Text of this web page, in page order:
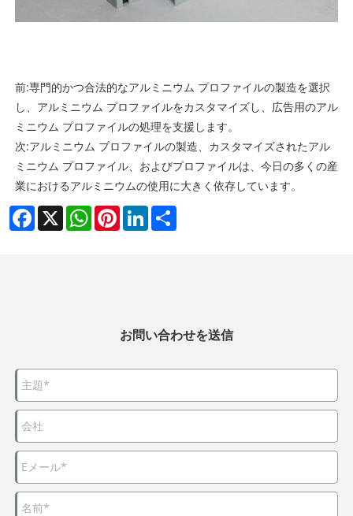
前:専門的かつ合法的なアルミニウム プロファイルの製造を選択
し、アルミニウム プロファイルをカスタマイズし、広告用のアル
ミニウム プロファイルの処理を支援します。
次:アルミニウム プロファイルの製造、カスタマイズされたアル
ミニウム プロファイル、およびプロファイルは、今日の多くの産
業におけるアルミニウムの使用に大きく依存しています。
Facebook
X WhatsAppPinterestLinkedIn
お問い合わせを送信